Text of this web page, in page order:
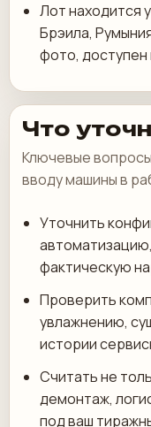
Лот находится
Брэила,
фото,
Что
Ключевые
вводу машины в
Уточнить
фактическую
Проверить
увлажнению,
истории
Считать не
демонтаж,
под ваш